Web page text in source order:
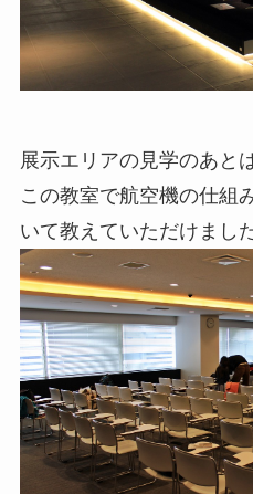
展示エリアの見学のあと
この教室で航空機の仕組
いて教えていただけました